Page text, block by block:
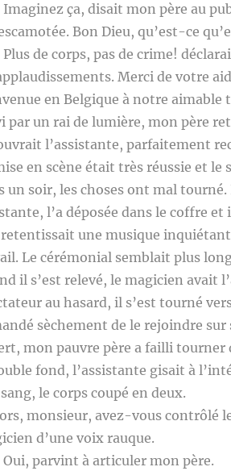
ça, disait mon père au
Bon Dieu, qu’est-ce
de corps, pas de crime!
Merci de votre
en Belgique à notre
par un rai de lumière, mon père
l’assistante, parfaitement
en scène était très réussie et le
un soir, les choses ont mal
l’a déposée dans le coffre
une musique
Le cérémonial semblait plus
il s’est relevé, le magicien avait
au hasard, il s’est tourné
sèchement de le rejoindre sur
mon pauvre père a failli tourner
fond, l’assistante gisait à
le corps coupé en deux.
monsieur, avez-vous contrôlé
d’une voix rauque.
parvint à articuler mon père.